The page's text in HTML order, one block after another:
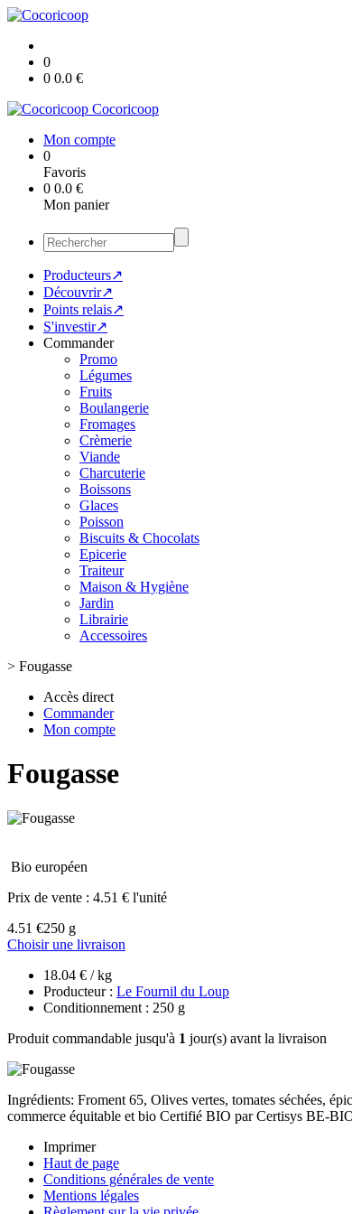
0
0 0.0 €
Cocoricoop
Mon compte
0
Favoris
0 0.0 €
Mon panier
Producteurs↗
Découvrir↗
Points relais↗
S'investir↗
Commander
Promo
Légumes
Fruits
Boulangerie
Fromages
Crèmerie
Viande
Charcuterie
Boissons
Glaces
Poisson
Biscuits & Chocolats
Epicerie
Traiteur
Maison & Hygiène
Jardin
Librairie
Accessoires
> Fougasse
Accès direct
Commander
Mon compte
Fougasse
Bio européen
Prix de vente : 4.51 € l'unité
4.51 €250 g
Choisir une livraison
18.04 € / kg
Producteur : Le Fournil du Loup
Conditionnement : 250 g
Produit commandable jusqu'à 1 jour(s) avant la livraison
Ingrédients: Froment 65, Olives vertes, tomates séchées,
commerce équitable et bio Certifié BIO par Certisys BE-
Imprimer
Haut de page
Conditions générales de vente
Mentions légales